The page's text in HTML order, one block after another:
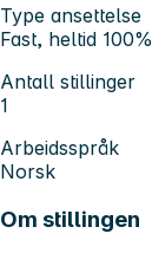
Type ansettelse
Fast, heltid 100%
Antall stillinger
1
Arbeidsspråk
Norsk
Om stillingen